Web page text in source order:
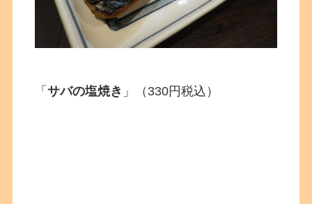
「サバの塩焼き 」（330円税込）